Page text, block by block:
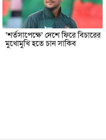
‘শর্তসাপেক্ষে’ দেশে ফিরে বিচারের
মুখোমুখি হতে চান সাকিব